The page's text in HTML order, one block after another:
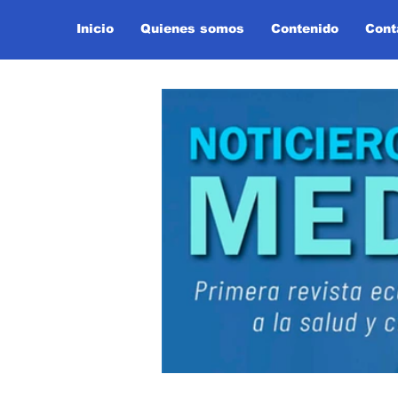
Inicio Quienes somos Contenido